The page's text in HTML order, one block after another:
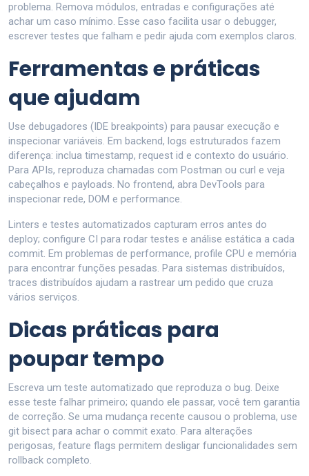
problema. Remova módulos, entradas e configurações até
achar um caso mínimo. Esse caso facilita usar o debugger,
escrever testes que falham e pedir ajuda com exemplos claros.
Ferramentas e práticas
que ajudam
Use debugadores (IDE breakpoints) para pausar execução e
inspecionar variáveis. Em backend, logs estruturados fazem
diferença: inclua timestamp, request id e contexto do usuário.
Para APIs, reproduza chamadas com Postman ou curl e veja
cabeçalhos e payloads. No frontend, abra DevTools para
inspecionar rede, DOM e performance.
Linters e testes automatizados capturam erros antes do
deploy; configure CI para rodar testes e análise estática a cada
commit. Em problemas de performance, profile CPU e memória
para encontrar funções pesadas. Para sistemas distribuídos,
traces distribuídos ajudam a rastrear um pedido que cruza
vários serviços.
Dicas práticas para
poupar tempo
Escreva um teste automatizado que reproduza o bug. Deixe
esse teste falhar primeiro; quando ele passar, você tem garantia
de correção. Se uma mudança recente causou o problema, use
git bisect para achar o commit exato. Para alterações
perigosas, feature flags permitem desligar funcionalidades sem
rollback completo.